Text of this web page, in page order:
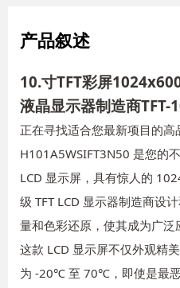
产品叙述
10.寸TFT彩屏
液晶显示器制造商TFT-
正在寻找适合您最新项目的高
H101A5WSIFT3N50 是您的
LCD 显示屏，具有惊人的
级 TFT LCD 显示器制造商设
量和色彩还原，使其成为广泛
这款 LCD 显示屏不仅外观精
为 -20℃ 至 70℃，即使是最